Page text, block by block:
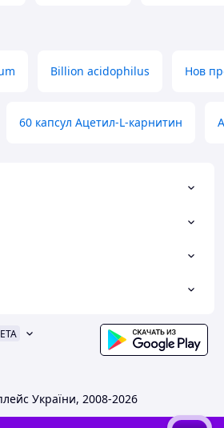
Billion acidophilus Нов
60 капсул Ацетил-L-карнитин
України, 2008-2026